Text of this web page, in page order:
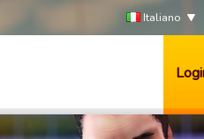
Italiano